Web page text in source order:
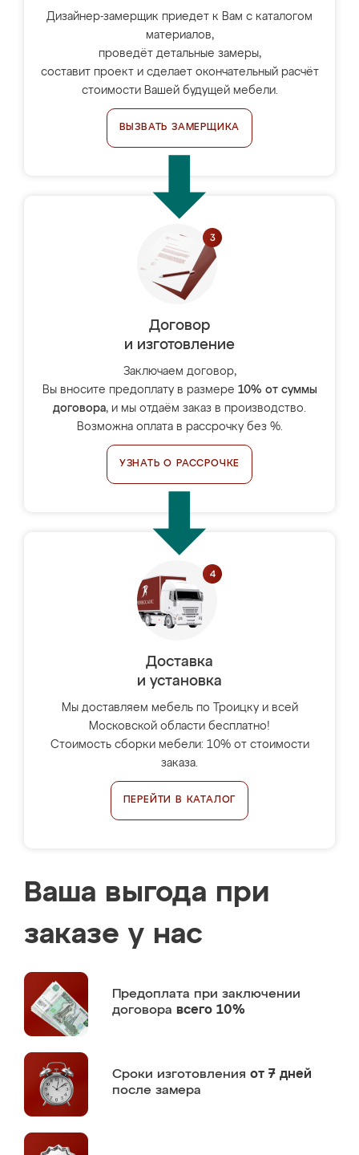
Дизайнер-замерщик приедет к Вам с каталогом
материалов,
проведёт детальные замеры,
составит проект и сделает окончательный расчёт
стоимости Вашей будущей мебели.
ВЫЗВАТЬ ЗАМЕРЩИКА
Договор
и изготовление
Заключаем договор,
Вы вносите предоплату в размере 10% от суммы
договора, и мы отдаём заказ в производство.
Возможна оплата в рассрочку без %.
УЗНАТЬ О РАССРОЧКЕ
Доставка
и установка
Мы доставляем мебель по Троицку и всей
Московской области бесплатно!
Стоимость сборки мебели: 10% от стоимости
заказа.
ПЕРЕЙТИ В КАТАЛОГ
Ваша выгода при
заказе у нас
Предоплата при заключении
договора всего 10%
Сроки изготовления от 7 дней
после замера